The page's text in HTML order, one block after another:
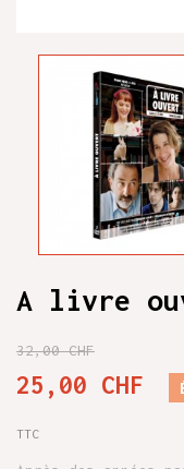
A livre
32,00 CHF
25,00 CHF
TTC